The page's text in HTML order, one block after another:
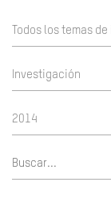
Todos los temas
Investigación
2014